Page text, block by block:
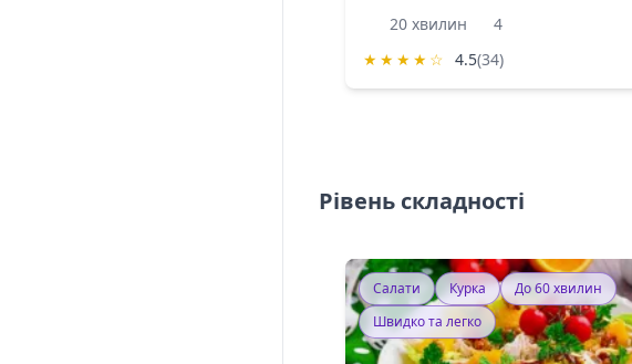
20 хвилин
4
★ ★ ★ ★ ☆ 4.5(34)
Рівень складності
Салати Курка
До 60 хвилин
Швидко та легко